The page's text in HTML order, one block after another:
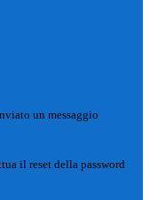
un messaggio
il reset della password